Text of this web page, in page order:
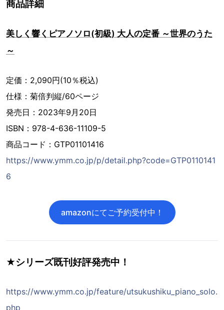
商品詳細
美しく響くピアノソロ(初級) 大人の定番 ～世界のうた
～
定価：2,090円(10％税込)
仕様：菊倍判縦/60ページ
発売日：2023年9月20日
ISBN：978-4-636-11109-5
商品コード：GTP01101416
https://www.ymm.co.jp/p/detail.php?code=GTP0110141
6
amazonにてご予約受付中！
★シリーズ既刊好評発売中！
https://www.ymm.co.jp/feature/utsukushiku_piano_solo.
php